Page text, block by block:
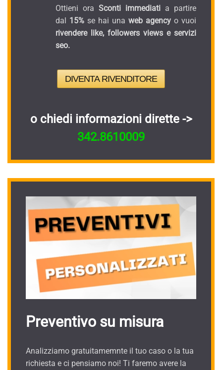
Ottieni ora Sconti immediati a partire
dal 15% se hai una web agency o vuoi
rivendere like, followers views e servizi
seo.
DIVENTA RIVENDITORE
o chiedi informazioni dirette ->
342.8610009
Preventivo su misura
Analizziamo gratuitamemnte il tuo caso o la tua
richiesta e ci pensiamo noi! Ti faremo avere la